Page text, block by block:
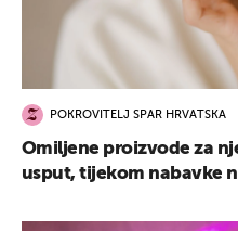
POKROVITELJ SPAR HRVATSKA
Omiljene proizvode za
usput, tijekom nabavke